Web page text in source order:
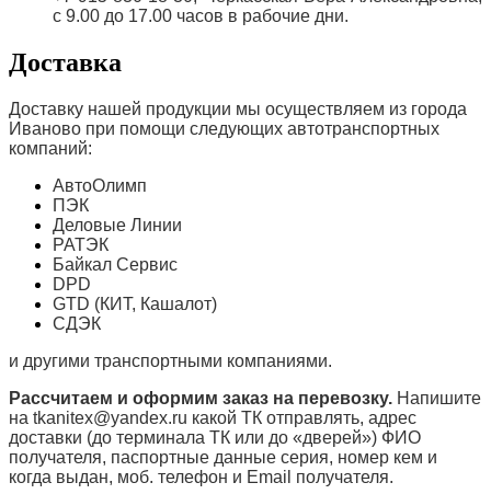
с 9.00 до 17.00 часов в рабочие дни.
Доставка
Доставку нашей продукции мы осуществляем из города
Иваново при помощи следующих автотранспортных
компаний:
АвтоОлимп
ПЭК
Деловые Линии
РАТЭК
Байкал Сервис
DPD
GTD (КИТ, Кашалот)
СДЭК
и другими транспортными компаниями.
Рассчитаем и оформим заказ на перевозку. Напишите
на tkanitex@yandex.ru какой ТК отправлять, адрес
доставки (до терминала ТК или до «дверей») ФИО
получателя, паспортные данные серия, номер кем и
когда выдан, моб. телефон и Email получателя.